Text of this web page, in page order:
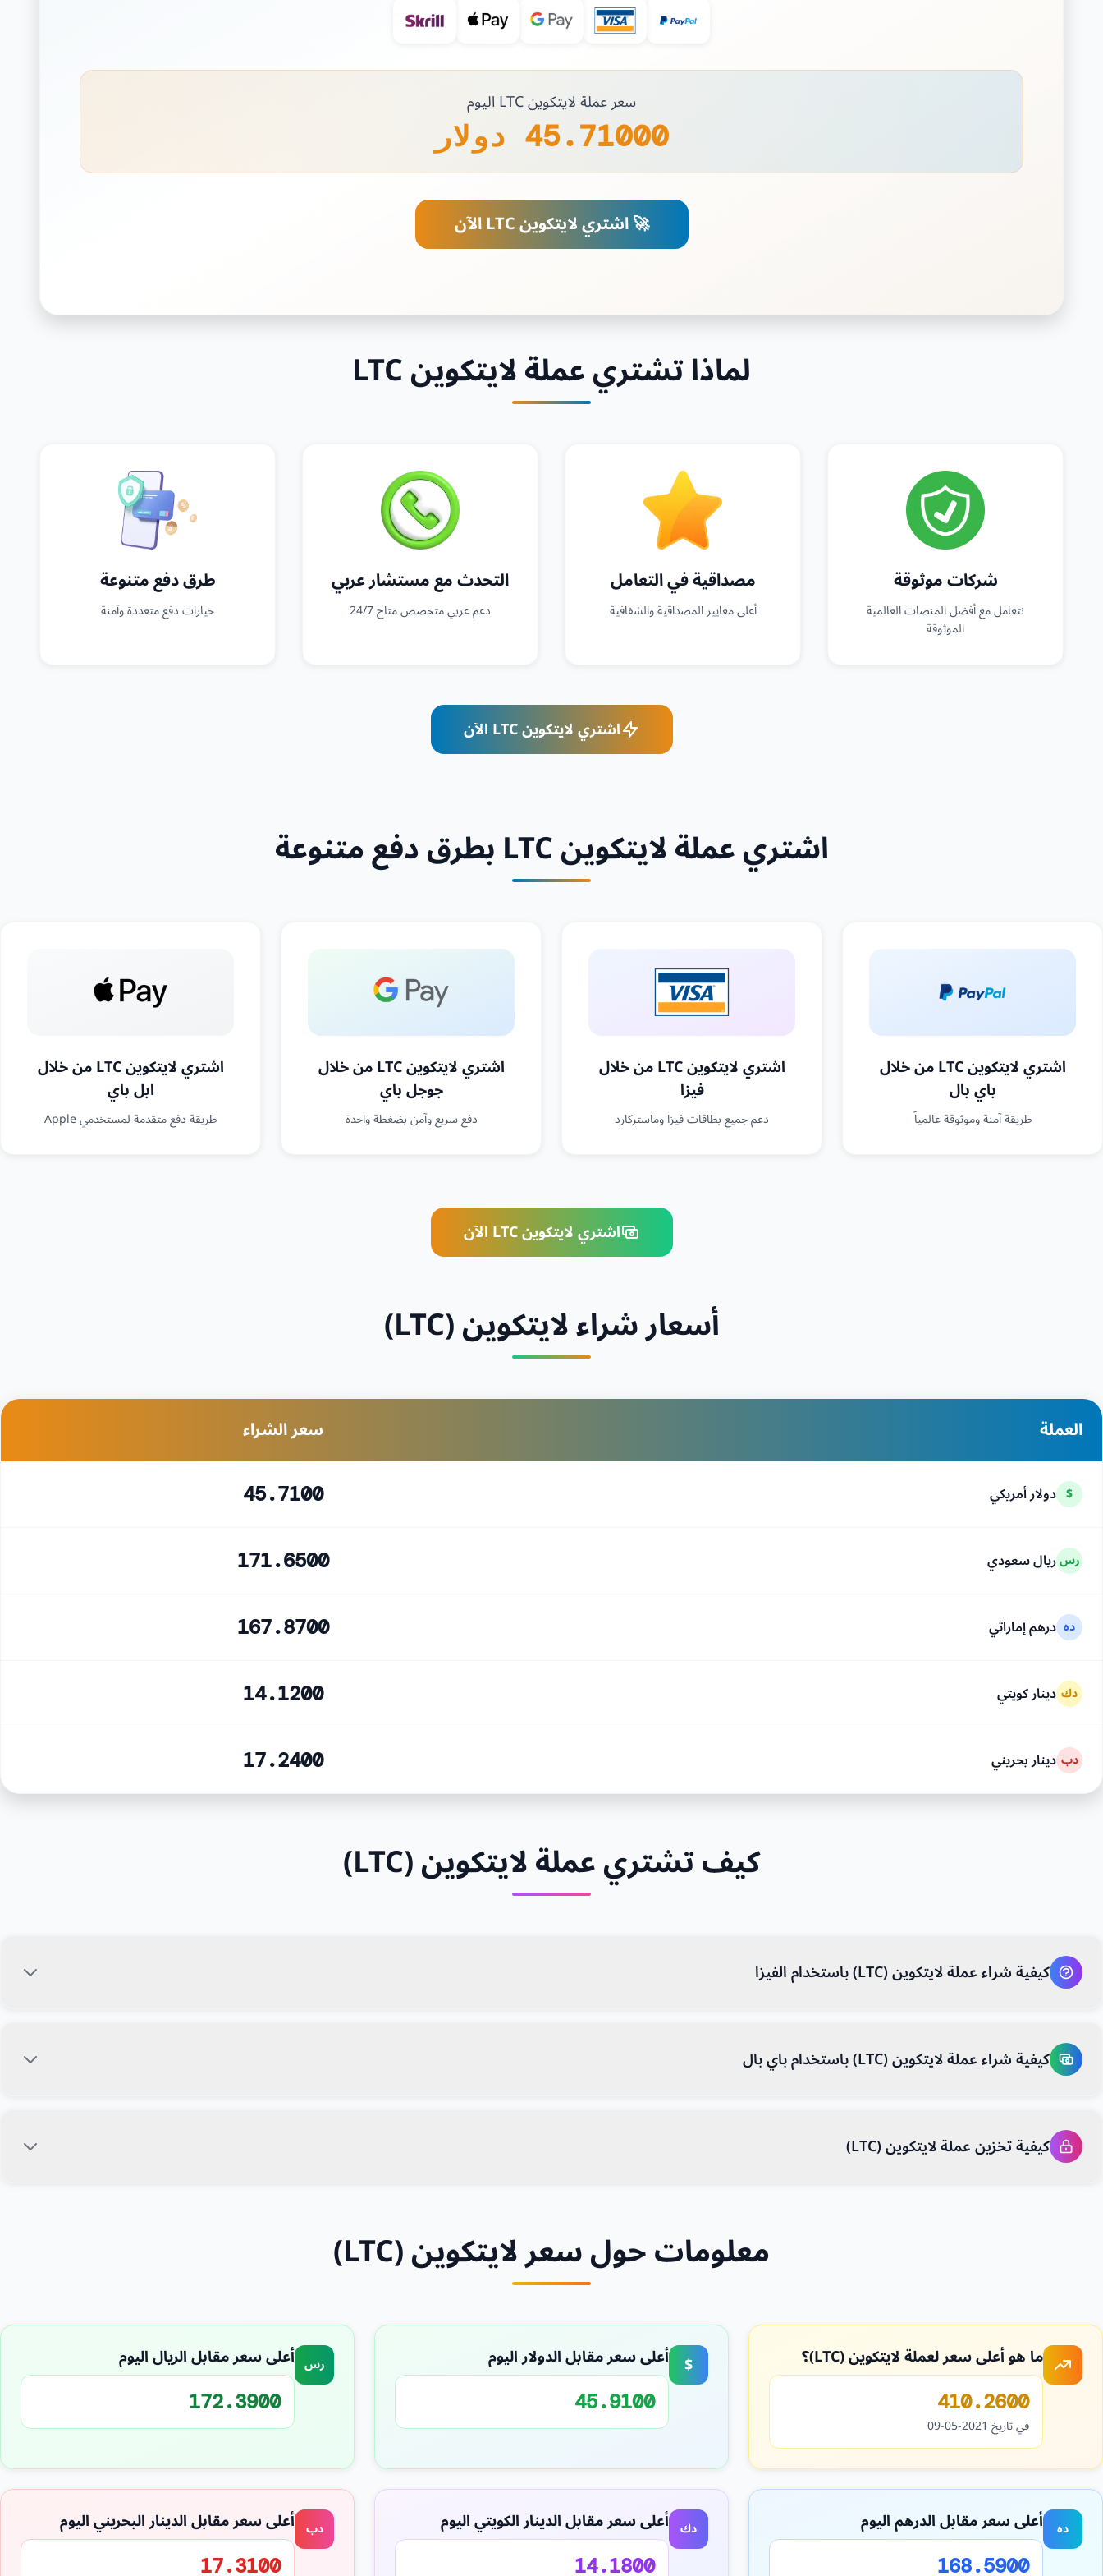
سعر عملة لايتكوين LTC اليوم
45.71000 دولار
🚀 اشتري لايتكوين LTC الآن
لماذا تشتري عملة لايتكوين LTC
شركات موثوقة
نتعامل مع أفضل المنصات العالمية
الموثوقة
مصداقية في التعامل
أعلى معايير المصداقية والشفافية
التحدث مع مستشار عربي
دعم عربي متخصص متاح 24/7
طرق دفع متنوعة
خيارات دفع متعددة وآمنة
اشتري لايتكوين LTC الآن
اشتري عملة لايتكوين LTC بطرق دفع متنوعة
اشتري لايتكوين LTC من خلال
باي بال
طريقة آمنة وموثوقة عالمياً
اشتري لايتكوين LTC من خلال
فيزا
دعم جميع بطاقات فيزا وماستركارد
اشتري لايتكوين LTC من خلال
جوجل باي
دفع سريع وآمن بضغطة واحدة
اشتري لايتكوين LTC من خلال
ابل باي
طريقة دفع متقدمة لمستخدمي Apple
اشتري لايتكوين LTC الآن
أسعار شراء لايتكوين (LTC)
العملة سعر الشراء
$ دولار أمريكي 45.7100
رسريال سعودي 171.6500
ده درهم إماراتي 167.8700
دك دينار كويتي 14.1200
دب دينار بحريني 17.2400
كيف تشتري عملة لايتكوين (LTC)
كيفية شراء عملة لايتكوين (LTC) باستخدام الفيزا
كيفية شراء عملة لايتكوين (LTC) باستخدام باي بال
كيفية تخزين عملة لايتكوين (LTC)
معلومات حول سعر لايتكوين (LTC)
ما هو أعلى سعر لعملة لايتكوين (LTC)؟
410.2600
في تاريخ 2021-05-09
$ أعلى سعر مقابل الدولار اليوم
45.9100
رس أعلى سعر مقابل الريال اليوم
172.3900
ده أعلى سعر مقابل الدرهم اليوم
168.5900
دك أعلى سعر مقابل الدينار الكويتي اليوم
14.1800
دب أعلى سعر مقابل الدينار البحريني اليوم
17.3100